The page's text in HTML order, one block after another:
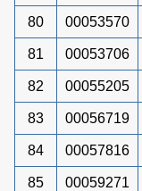
80 00053570
81 00053706
82 00055205
83 00056719
84 00057816
85 00059271